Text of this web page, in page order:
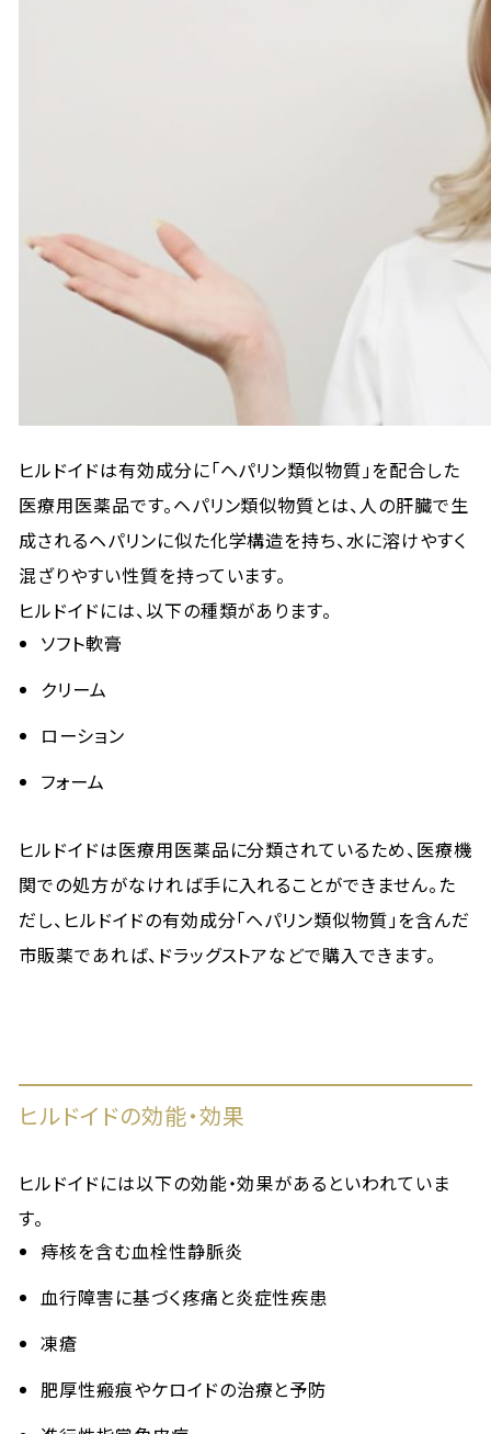
ヒルドイドは有効成分に「ヘパリン類似物質」を配合した
医療用医薬品です。ヘパリン類似物質とは、人の肝臓で生
成されるヘパリンに似た化学構造を持ち、水に溶けやすく
混ざりやすい性質を持っています。
ヒルドイドには、以下の種類があります。
ソフト軟膏
クリーム
ローション
フォーム
ヒルドイドは医療用医薬品に分類されているため、医療機
関での処方がなければ手に入れることができません。た
だし、ヒルドイドの有効成分「ヘパリン類似物質」を含んだ
市販薬であれば、ドラッグストアなどで購入できます。
ヒルドイドの効能・効果
ヒルドイドには以下の効能・効果があるといわれていま
す。
痔核を含む血栓性静脈炎
血行障害に基づく疼痛と炎症性疾患
凍瘡
肥厚性瘢痕やケロイドの治療と予防